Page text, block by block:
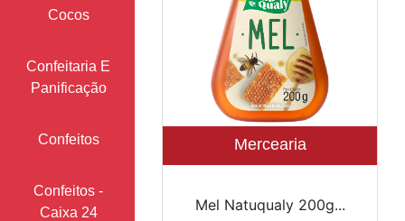
Cocos
Confeitaria E
Panificação
Confeitos
Confeitos -
Caixa 24
Mercearia
Mel Natuqualy 200g...